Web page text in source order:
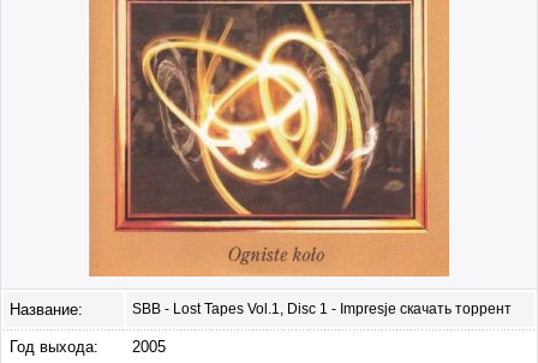
Название: SBB - Lost Tapes Vol.1, Disc 1 - Impresje скачать торрент
Год выхода: 2005